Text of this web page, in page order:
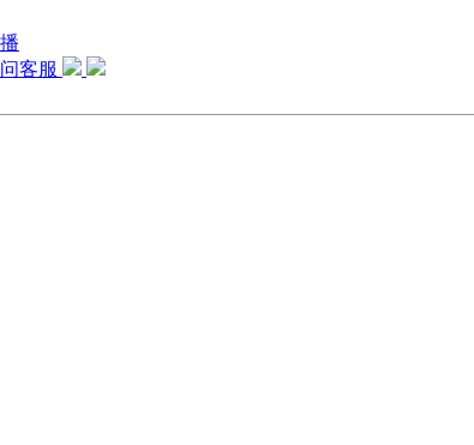
问客服